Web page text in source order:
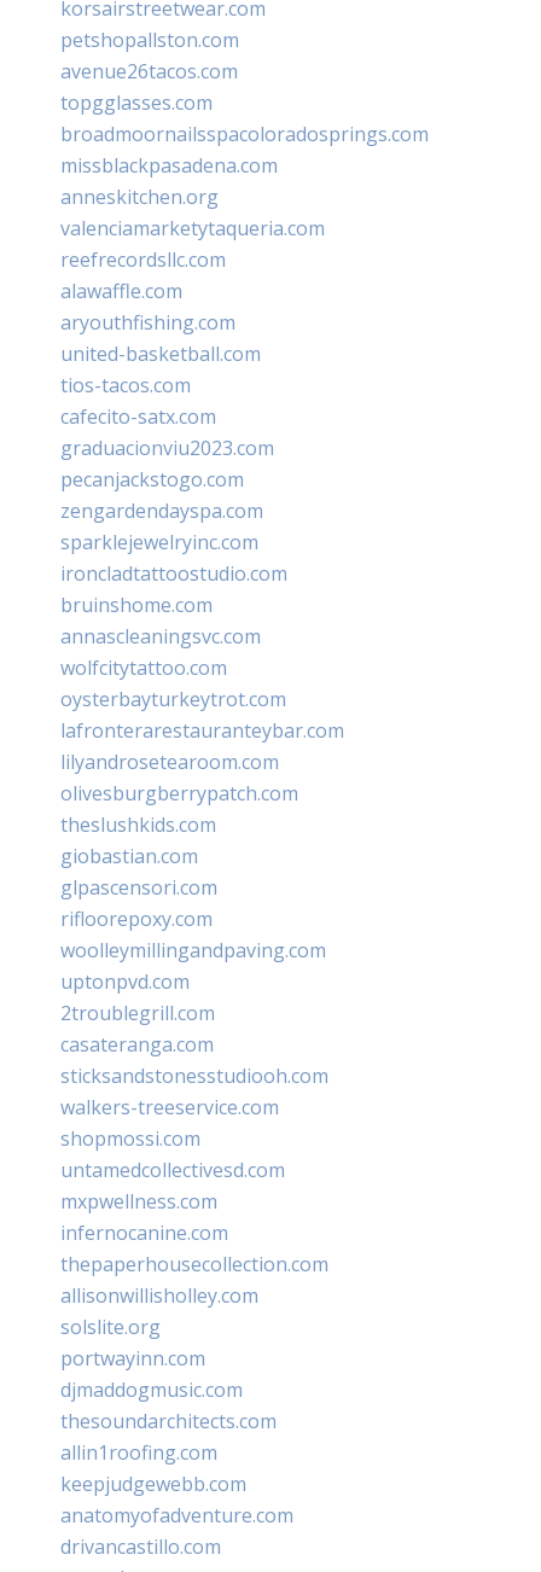
korsairstreetwear.com
petshopallston.com
avenue26tacos.com
topgglasses.com
broadmoornailsspacoloradosprings.com
missblackpasadena.com
anneskitchen.org
valenciamarketytaqueria.com
reefrecordsllc.com
alawaffle.com
aryouthfishing.com
united-basketball.com
tios-tacos.com
cafecito-satx.com
graduacionviu2023.com
pecanjackstogo.com
zengardendayspa.com
sparklejewelryinc.com
ironcladtattoostudio.com
bruinshome.com
annascleaningsvc.com
wolfcitytattoo.com
oysterbayturkeytrot.com
lafronterarestauranteybar.com
lilyandrosetearoom.com
olivesburgberrypatch.com
theslushkids.com
giobastian.com
glpascensori.com
rifloorepoxy.com
woolleymillingandpaving.com
uptonpvd.com
2troublegrill.com
casateranga.com
sticksandstonesstudiooh.com
walkers-treeservice.com
shopmossi.com
untamedcollectivesd.com
mxpwellness.com
infernocanine.com
thepaperhousecollection.com
allisonwillisholley.com
solslite.org
portwayinn.com
djmaddogmusic.com
thesoundarchitects.com
allin1roofing.com
keepjudgewebb.com
anatomyofadventure.com
drivancastillo.com